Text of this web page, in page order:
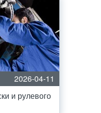
2026-04-11
и рулевого